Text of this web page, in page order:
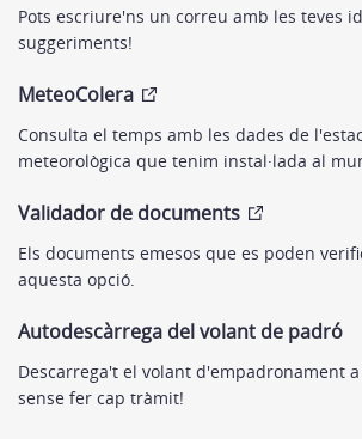
Pots escriure'ns un correu amb les teves
suggeriments!
MeteoColera
Consulta el temps amb les dades de
meteorològica que tenim instal·lada al
Validador de documents
Els documents emesos que es poden
aquesta opció.
Autodescàrrega del volant de padró
Descarrega't el volant d'empadronament
sense fer cap tràmit!